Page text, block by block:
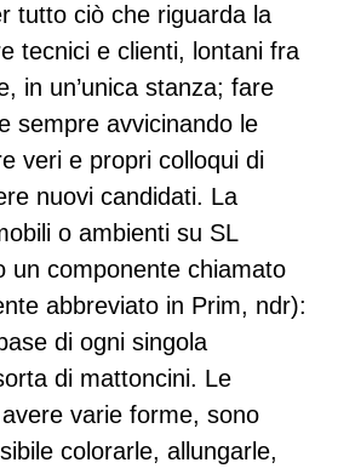
tutto ciò che riguarda la
tecnici e clienti, lontani fra
in un’unica stanza; fare
sempre avvicinando le
veri e propri colloqui di
nuovi candidati. La
o ambienti su SL
un componente chiamato
abbreviato in Prim, ndr):
di ogni singola
di mattoncini. Le
varie forme, sono
colorarle, allungarle,